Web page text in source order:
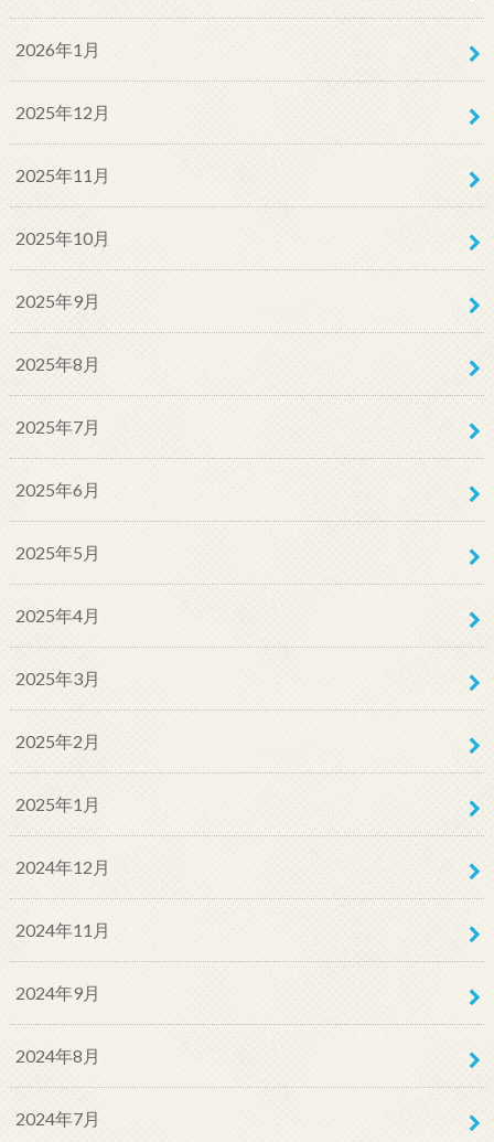
2026年1月
2025年12月
2025年11月
2025年10月
2025年9月
2025年8月
2025年7月
2025年6月
2025年5月
2025年4月
2025年3月
2025年2月
2025年1月
2024年12月
2024年11月
2024年9月
2024年8月
2024年7月